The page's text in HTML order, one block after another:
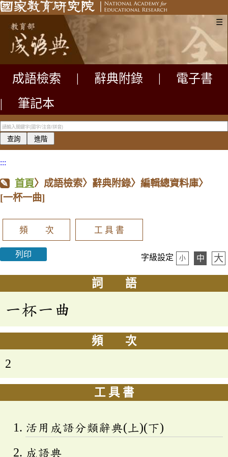
☰
成語檢索 辭典附錄
電子書
|
筆記本
:::
首頁〉成語檢索〉辭典附錄〉編輯總資料庫〉
[一杯一曲]
頻 次 工 具 書
列印 字級設定 小 中 大
詞 語
一杯一曲
頻 次
2
工 具 書
活用成語分類辭典(上)(下)
成語典